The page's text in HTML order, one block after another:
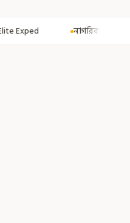
CAA! ৩০০ মতুয়াকে নাগরিকত্বের